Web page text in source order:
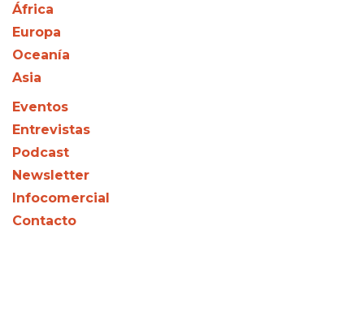
África
Europa
Oceanía
Asia
Eventos
Entrevistas
Podcast
Newsletter
Infocomercial
Contacto